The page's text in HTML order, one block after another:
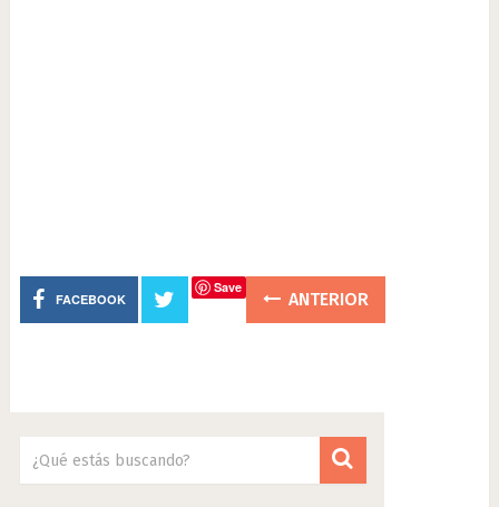
FACEBOOK
Save
ANTERIOR